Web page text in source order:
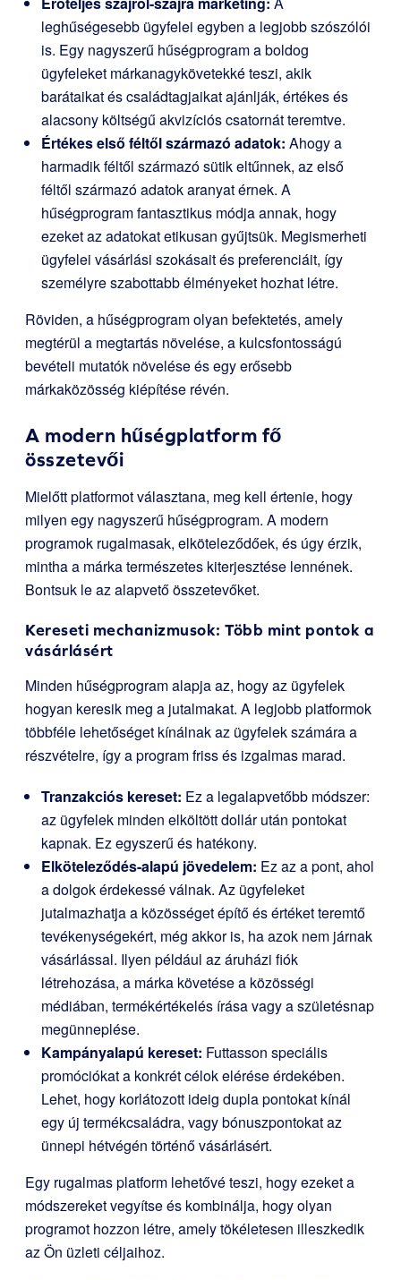
leghűségesebb ügyfelei egyben a legjobb szószólói
is. Egy nagyszerű hűségprogram a boldog
ügyfeleket márkanagykövetekké teszi, akik
barátaikat és családtagjaikat ajánlják, értékes és
alacsony költségű akvizíciós csatornát teremtve.
Értékes első féltől származó adatok: Ahogy a
harmadik féltől származó sütik eltűnnek, az első
féltől származó adatok aranyat érnek. A
hűségprogram fantasztikus módja annak, hogy
ezeket az adatokat etikusan gyűjtsük. Megismerheti
ügyfelei vásárlási szokásait és preferenciáit, így
személyre szabottabb élményeket hozhat létre.
Röviden, a hűségprogram olyan befektetés, amely
megtérül a megtartás növelése, a kulcsfontosságú
bevételi mutatók növelése és egy erősebb
márkaközösség kiépítése révén.
A modern hűségplatform fő
összetevői
Mielőtt platformot választana, meg kell értenie, hogy
milyen egy nagyszerű hűségprogram. A modern
programok rugalmasak, elköteleződőek, és úgy érzik,
mintha a márka természetes kiterjesztése lennének.
Bontsuk le az alapvető összetevőket.
Kereseti mechanizmusok: Több mint pontok a
vásárlásért
Minden hűségprogram alapja az, hogy az ügyfelek
hogyan keresik meg a jutalmakat. A legjobb platformok
többféle lehetőséget kínálnak az ügyfelek számára a
részvételre, így a program friss és izgalmas marad.
Tranzakciós kereset: Ez a legalapvetőbb módszer:
az ügyfelek minden elköltött dollár után pontokat
kapnak. Ez egyszerű és hatékony.
Elköteleződés-alapú jövedelem: Ez az a pont, ahol
a dolgok érdekessé válnak. Az ügyfeleket
jutalmazhatja a közösséget építő és értéket teremtő
tevékenységekért, még akkor is, ha azok nem járnak
vásárlással. Ilyen például az áruházi fiók
létrehozása, a márka követése a közösségi
médiában, termékértékelés írása vagy a születésnap
megünneplése.
Kampányalapú kereset: Futtasson speciális
promóciókat a konkrét célok elérése érdekében.
Lehet, hogy korlátozott ideig dupla pontokat kínál
egy új termékcsaládra, vagy bónuszpontokat az
ünnepi hétvégén történő vásárlásért.
Egy rugalmas platform lehetővé teszi, hogy ezeket a
módszereket vegyítse és kombinálja, hogy olyan
programot hozzon létre, amely tökéletesen illeszkedik
az Ön üzleti céljaihoz.